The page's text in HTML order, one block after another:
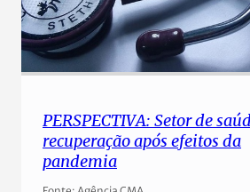
PERSPECTIVA: Setor de
recuperação após efeitos da
pandemia